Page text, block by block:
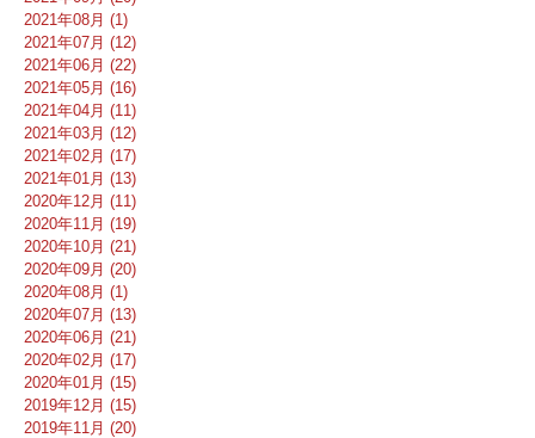
2021年08月 (1)
2021年07月 (12)
2021年06月 (22)
2021年05月 (16)
2021年04月 (11)
2021年03月 (12)
2021年02月 (17)
2021年01月 (13)
2020年12月 (11)
2020年11月 (19)
2020年10月 (21)
2020年09月 (20)
2020年08月 (1)
2020年07月 (13)
2020年06月 (21)
2020年02月 (17)
2020年01月 (15)
2019年12月 (15)
2019年11月 (20)